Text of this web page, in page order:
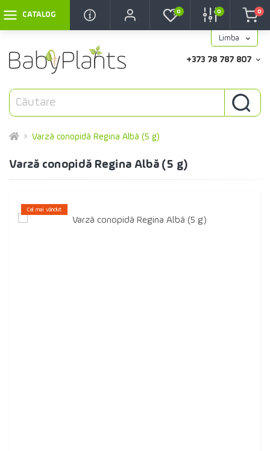
CATALOG
Limba
0 0 0
+373 78 787 807
Varză conopidă Regina Albă (5 g)
Varză conopidă Regina Albă (5 g)
Cel mai vândut